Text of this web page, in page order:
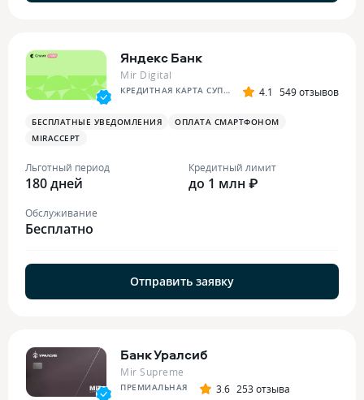
Яндекс Банк
Mir Digital
КРЕДИТНАЯ КАРТА СУПЕР СПЛИТА 4.1 549 отзывов
БЕСПЛАТНЫЕ УВЕДОМЛЕНИЯ
ОПЛАТА СМАРТФОНОМ
MIRACCEPT
Льготный период
180 дней
Кредитный лимит
до 1 млн ₽
Обслуживание
Бесплатно
Отправить заявку
Банк Уралсиб
Mir Supreme
ПРЕМИАЛЬНАЯ 3.6 253 отзыва